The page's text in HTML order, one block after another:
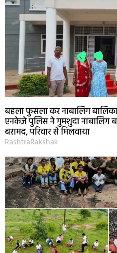
बहला फुसला कर नाबालिग
एनकेजे पुलिस ने गुमशुदा नाबालिग
बरामद, परिवार से मिलवाया
RashtraRakshak